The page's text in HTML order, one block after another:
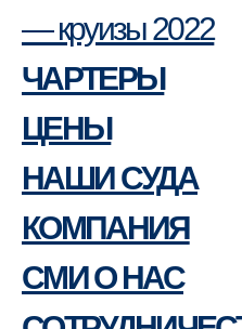
— круизы 2022
ЧАРТЕРЫ
ЦЕНЫ
НАШИ СУДА
КОМПАНИЯ
СМИ О НАС